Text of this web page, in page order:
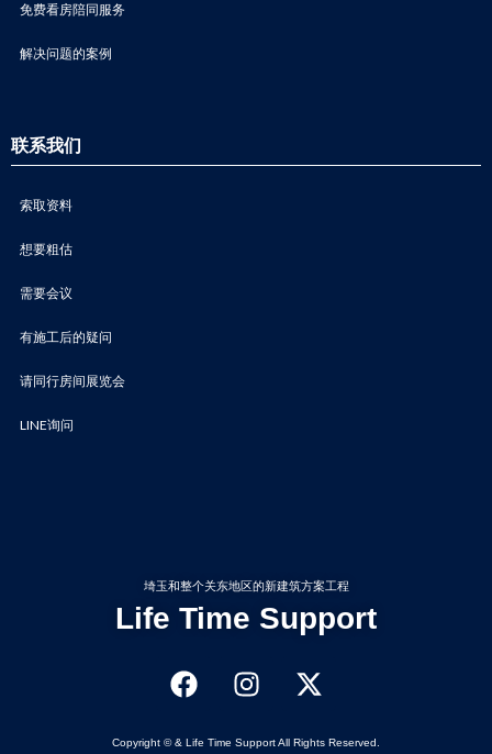
免费看房陪同服务
解决问题的案例
联系我们
索取资料
想要粗估
需要会议
有施工后的疑问
请同行房间展览会
LINE询问
埼玉和整个关东地区的新建筑方案工程
Life Time Support
Copyright © & Life Time Support All Rights Reserved.